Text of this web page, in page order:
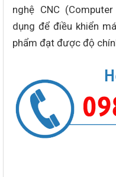
nghệ CNC
dụng để điều khiển
phẩm đạt được độ